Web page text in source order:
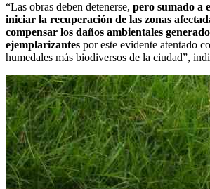
“Las obras deben detenerse, pero sumado a
iniciar la recuperación de las zonas
compensar los daños ambientales
ejemplarizantes por este evidente atentado
humedales más biodiversos de la ciudad”,